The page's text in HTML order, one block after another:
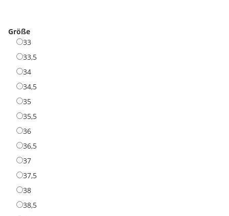
Größe
3333
33,533,5
3434
34,534,5
3535
35,535,5
3636
36,536,5
3737
37,537,5
3838
38,538,5